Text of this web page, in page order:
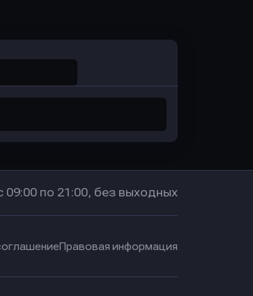
09:00 по 21:00, без выходных
Правовая информация